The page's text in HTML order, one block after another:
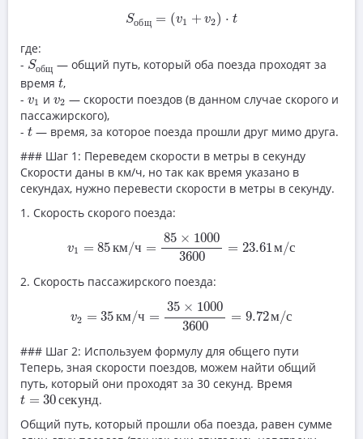
Sобщ = (v1 + v2) ⋅ t
S =(v + v2)
где:
- Sобщ
Sобщ— общий путь, который оба поезда проходят за
время t
t,
- v1
v1 и v2
v2 — скорости поездов (в данном случае скорого и
пассажирского),
- t
t — время, за которое поезда прошли друг мимо друга.
### Шаг 1: Переведем скорости в метры в секунду
Скорости даны в км/ч, но так как время указано в
секундах, нужно перевести скорости в метры в секунду.
1. Скорость скорого поезда:
v1 = 85км/ч =
85 × 1000
3600
= 23.61м/с
×10003600
2. Скорость пассажирского поезда:
v2 = 35км/ч =
35 × 1000
3600
= 9.72м/с
×10003600
### Шаг 2: Используем формулу для общего пути
Теперь, зная скорости поездов, можем найти общий
путь, который они проходят за 30 секунд. Время
t = 30секунд
t=30секунд .
Общий путь, который прошли оба поезда, равен сумме